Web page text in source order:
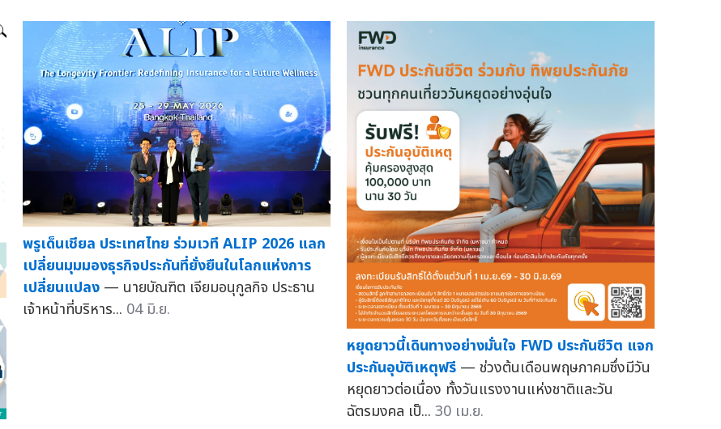
พรูเด็นเชียล ประเทศไทย ร่วมเวที ALIP 2026 แลก
เปลี่ยนมุมมองธุรกิจประกันที่ยั่งยืนในโลกแห่งการ
เปลี่ยนแปลง — นายบัณฑิต เจียมอนุกูลกิจ ประธาน
เจ้าหน้าที่บริหาร... 04 มิ.ย.
หยุดยาวนี้เดินทางอย่างมั่นใจ FWD ประกันชีวิต แจก
ประกันอุบัติเหตุฟรี — ช่วงต้นเดือนพฤษภาคมซึ่งมีวัน
หยุดยาวต่อเนื่อง ทั้งวันแรงงานแห่งชาติและวัน
ฉัตรมงคล เป็... 30 เม.ย.